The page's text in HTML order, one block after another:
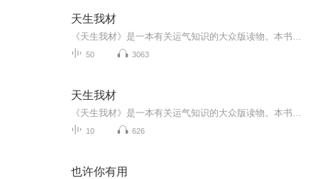
天生我材
50 3063
天生我材
10 626
也许你有用